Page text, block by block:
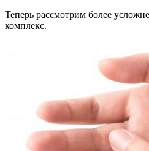
Теперь рассмотрим более
комплекс.